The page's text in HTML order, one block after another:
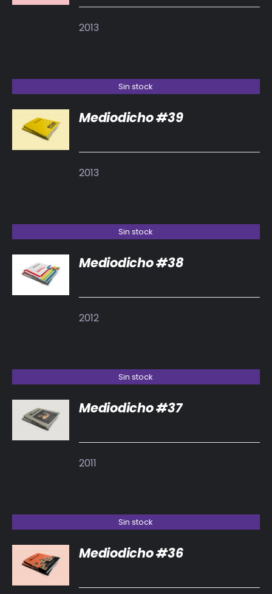
2013
Sin stock
DETALLES
Mediodicho #39
2013
Sin stock
DETALLES
Mediodicho #38
2012
Sin stock
DETALLES
Mediodicho #37
2011
Sin stock
DETALLES
Mediodicho #36